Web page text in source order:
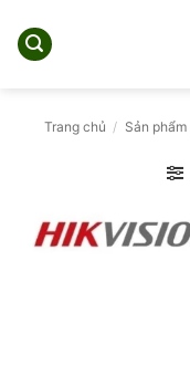
qua
Trang chủ / Sản phẩm